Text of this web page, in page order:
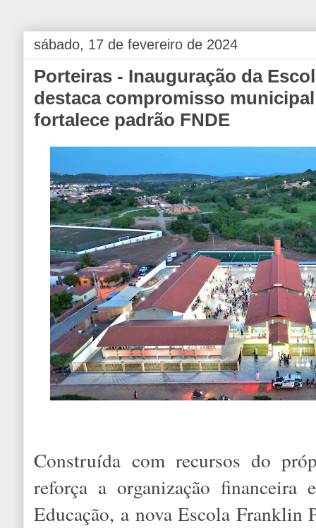
sábado, 17 de fevereiro de 2024
Porteiras - Inauguração da
destaca compromisso
fortalece padrão FNDE
Construída com recursos do
reforça a organização financeira
Educação, a nova Escola Franklin